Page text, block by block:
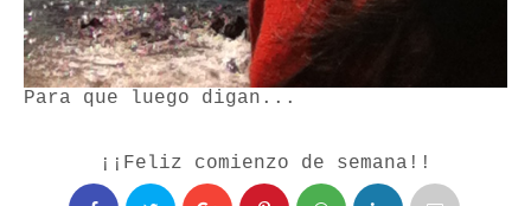
Para que luego digan...
¡¡Feliz comienzo de semana!!